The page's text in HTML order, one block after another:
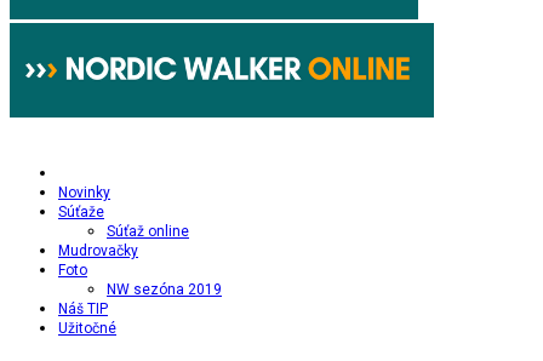
Novinky
Súťaže
Súťaž online
Mudrovačky
Foto
NW sezóna 2019
Náš TIP
Užitočné